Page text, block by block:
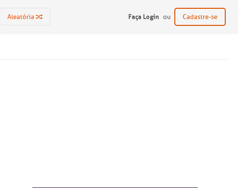
Aleatória Faça Login ou Cadastre-se